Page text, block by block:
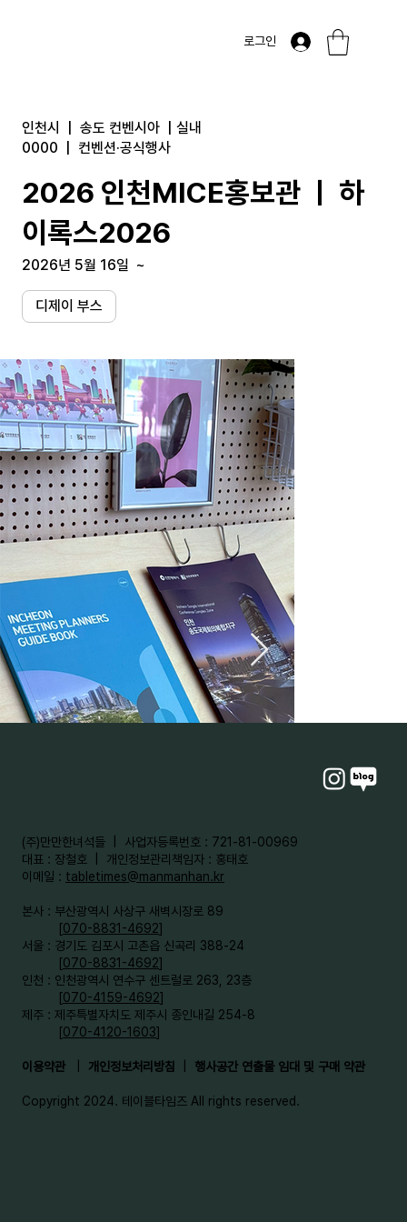
로그인
인천시 송도 컨벤시아
실내
0000
컨벤션·공식행사
2026 인천MICE홍보관 ㅣ 하
이록스2026
2026년 5월 16일 ~
디제이 부스
​(주)만만한녀석들 | 사업자등록번호 : 721-81-00969
대표 : 장철호 | 개인정보관리책임자 : 홍태호
이메일 : tabletimes@manmanhan.kr
본사 : 부산광역시 사상구 새벽시장로 89
[070-8831-4692]
서울 : 경기도 김포시 고촌읍 신곡리 388-24
[070-8831-4692]
인천 : 인천광역시 연수구 센트럴로 263, 23층
[070-4159-4692]​
제주 : 제주특별자치도 제주시 종인내길 254-8
[070-4120-1603]
이용약관 개인정보처리방침 행사공간 연출물 임대 및 구매 약관
Copyright 2024. 테이블타임즈 All rights reserved.